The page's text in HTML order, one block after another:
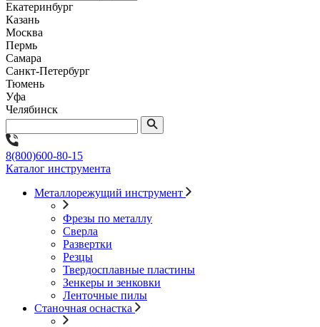
Екатеринбург
Казань
Москва
Пермь
Самара
Санкт-Петербург
Тюмень
Уфа
Челябинск
8(800)600-80-15
Каталог инструмента
Металлорежущий инструмент
Фрезы по металлу
Сверла
Развертки
Резцы
Твердосплавные пластины
Зенкеры и зенковки
Ленточные пилы
Станочная оснастка